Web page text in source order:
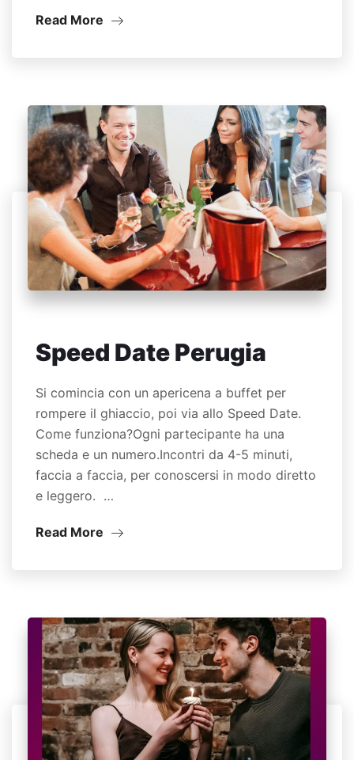
Read More
Speed Date Perugia
Si comincia con un apericena a buffet per
rompere il ghiaccio, poi via allo Speed Date.
Come funziona?Ogni partecipante ha una
scheda e un numero.Incontri da 4-5 minuti,
faccia a faccia, per conoscersi in modo diretto
e leggero. …
Read More